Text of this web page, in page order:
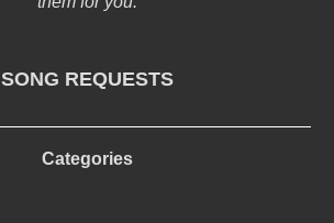
SONG REQUESTS
Categories